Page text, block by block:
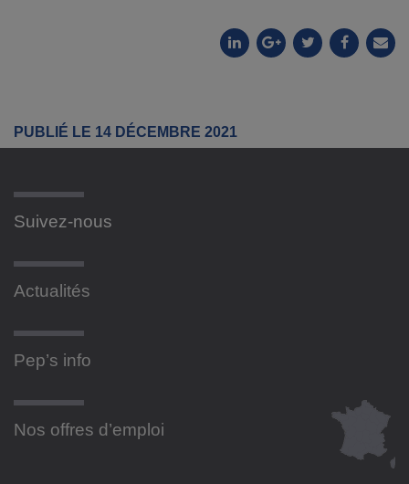
PUBLIÉ LE 14 DÉCEMBRE 2021
Suivez-nous
Actualités
Pep’s info
Nos offres d’emploi